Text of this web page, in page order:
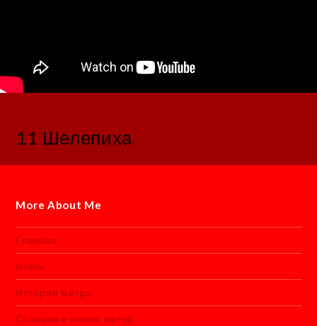
11 Шелепиха
More About Me
Главная
Home
История метро
Станции и линии метро